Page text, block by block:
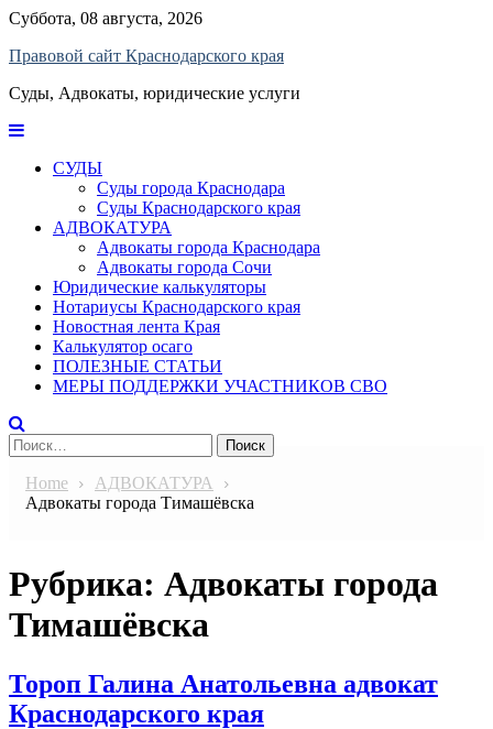
Skip
content
Суббота, 08 августа, 2026
Правовой сайт Краснодарского края
Суды, Адвокаты, юридические услуги
СУДЫ
Суды города Краснодара
Суды Краснодарского края
АДВОКАТУРА
Адвокаты города Краснодара
Адвокаты города Сочи
Юридические калькуляторы
Нотариусы Краснодарского края
Новостная лента Края
Калькулятор осаго
ПОЛЕЗНЫЕ СТАТЬИ
МЕРЫ ПОДДЕРЖКИ УЧАСТНИКОВ СВО
Найти:
Home
АДВОКАТУРА
Адвокаты города Тимашёвска
Рубрика: Адвокаты города
Тимашёвска
Тороп Галина Анатольевна адвокат
Краснодарского края